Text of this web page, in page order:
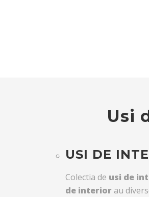
Usi
USI DE
Colectia de usi de
de interior au